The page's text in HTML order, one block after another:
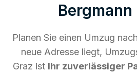
Bergmann
Planen Sie einen Umzug
neue Adresse liegt,
Graz ist Ihr zuverlässiger